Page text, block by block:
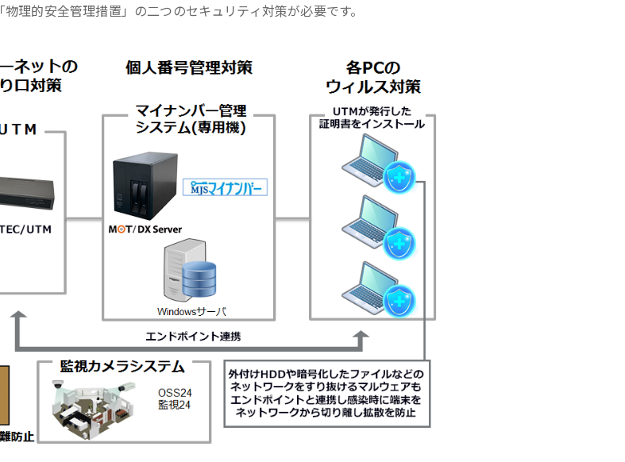
物理的安全管理措置」の二つのセキュリティ対策が必要です。